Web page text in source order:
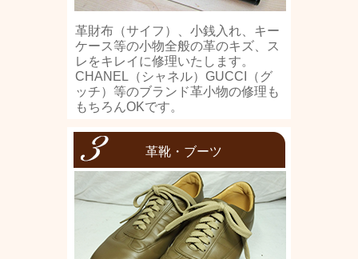
革財布（サイフ）、小銭入れ、キー
ケース等の小物全般の革のキズ、ス
レをキレイに修理いたします。
CHANEL（シャネル）GUCCI（グ
ッチ）等のブランド革小物の修理も
もちろんOKです。
革靴・ブーツ